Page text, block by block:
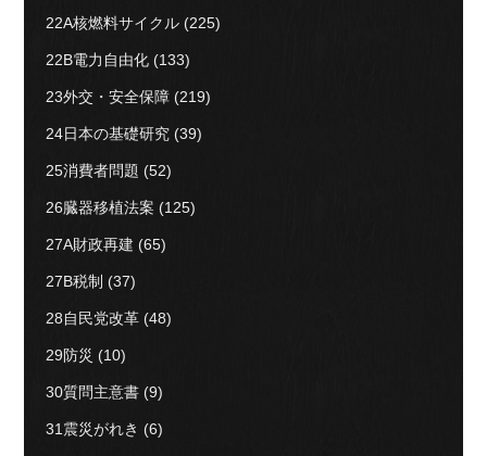
22A核燃料サイクル (225)
22B電力自由化 (133)
23外交・安全保障 (219)
24日本の基礎研究 (39)
25消費者問題 (52)
26臓器移植法案 (125)
27A財政再建 (65)
27B税制 (37)
28自民党改革 (48)
29防災 (10)
30質問主意書 (9)
31震災がれき (6)